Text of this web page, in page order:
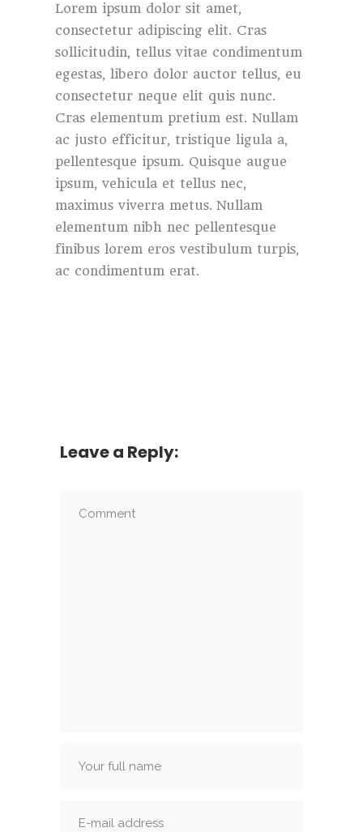
Lorem ipsum dolor sit amet,
consectetur adipiscing elit. Cras
sollicitudin, tellus vitae condimentum
egestas, libero dolor auctor tellus, eu
consectetur neque elit quis nunc.
Cras elementum pretium est. Nullam
ac justo efficitur, tristique ligula a,
pellentesque ipsum. Quisque augue
ipsum, vehicula et tellus nec,
maximus viverra metus. Nullam
elementum nibh nec pellentesque
finibus lorem eros vestibulum turpis,
ac condimentum erat.
Leave a Reply: